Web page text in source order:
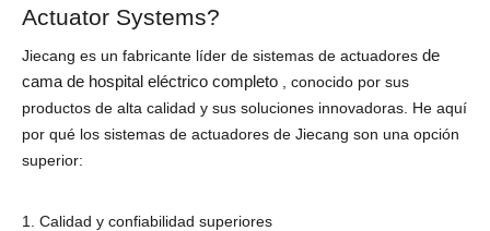
Actuator Systems?
Jiecang es un fabricante líder de sistemas de actuadores de
cama de hospital eléctrico completo
, conocido por sus
productos de alta calidad y sus soluciones innovadoras. He aquí
por qué los sistemas de actuadores de Jiecang son una opción
superior:
1. Calidad y confiabilidad superiores